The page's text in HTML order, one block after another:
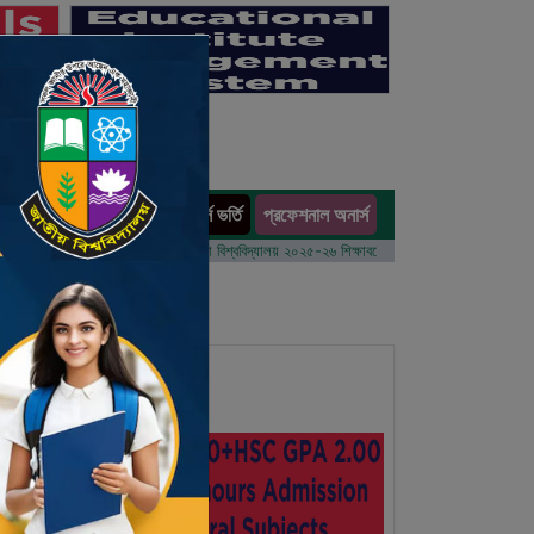
অনার্স ভর্তি প্রফেশনাল অনার্স
ভর্তি আবেদন বিজ্ঞপ্তি ঢাকা বিশ্ববিদ্যালয় ২০২৫-২৬ শিক্ষাবর্ষে আন্ডারগ্র্যাজুয়েট প্রোগ্রামে ভর্তি